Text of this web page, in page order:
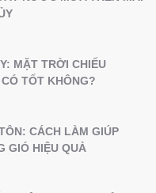
MẶT TRỜI CHIẾU
TỐT KHÔNG?
CÁCH LÀM GIÚP
GIÓ HIỆU QUẢ